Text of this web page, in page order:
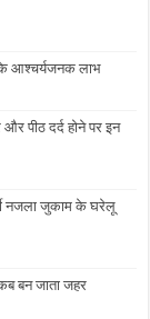
के आश्चर्यजनक लाभ
पीठ दर्द होने पर इन
नजला जुकाम के घरेलू
बन जाता जहर